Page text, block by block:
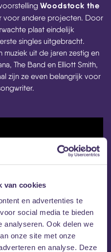
van cookies
en advertenties te
social media te bieden
analyseren. Ook delen we
onze site met onze
en analyse. Deze
Woodstock the
voor andere projecten. Door
plaat eindelijk
singles uitgebracht.
muziek uit de jaren zestig en
The Band en Elliott Smith,
zijn ze even belangrijk voor